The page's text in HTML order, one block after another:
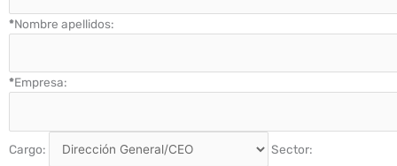
*Nombre apellidos:
*Empresa:
Cargo: Sector: